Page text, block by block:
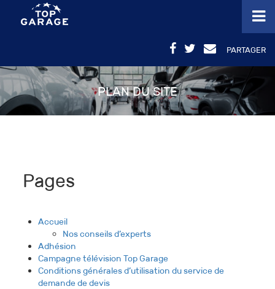
PARTAGER
PLAN DU SITE
Pages
Accueil
Nos conseils d’experts
Adhésion
Campagne télévision Top Garage
Conditions générales d’utilisation du service de
demande de devis